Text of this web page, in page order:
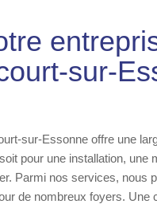
sur-
sur-Essonne offre une
pour une installation, une
Parmi nos services, nous
de nombreux foyers. Une